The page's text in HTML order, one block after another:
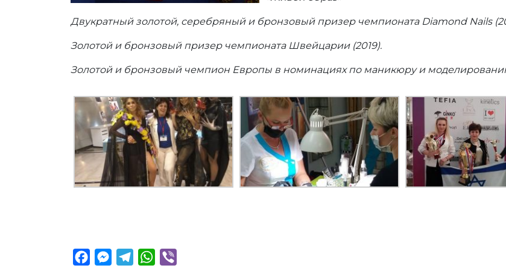
Двукратный золотой, серебряный и бронзовый призер чемпионата Diamond Nails
Золотой и бронзовый призер чемпионата Швейцарии (2019).
Золотой и бронзовый чемпион Европы в номинациях по маникюру и
FacebookMessenger
TelegramWhatsApp